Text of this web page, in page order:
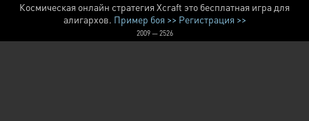
Космическая онлайн стратегия Xcraft это бесплатная игра для
алигархов. Пример боя >> Регистрация >>
2009 — 2526